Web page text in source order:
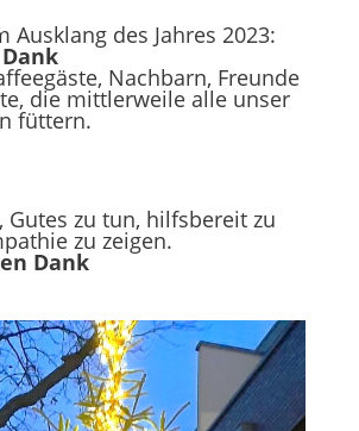
Ausklang des Jahres 2023:
Nachbarn, Freunde
die mittlerweile alle unser
füttern.
Gutes zu tun, hilfsbereit zu
zu zeigen.
Dank